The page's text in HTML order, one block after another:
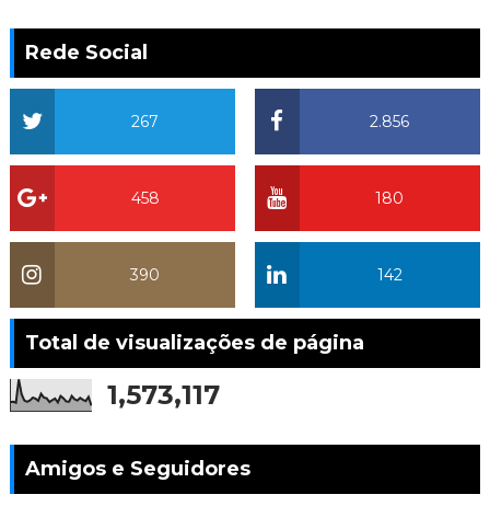
Rede Social
2.856
267
180
458
142
390
Total de visualizações de página
1,573,117
Amigos e Seguidores